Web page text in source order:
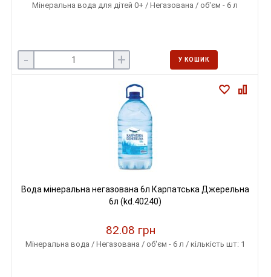
Мінеральна вода для дітей 0+ / Негазована / об'єм - 6 л
- + У КОШИК
Вода мінеральна негазована 6л Карпатська Джерельна
6л (kd.40240)
82.08 грн
Мінеральна вода / Негазована / об'єм - 6 л / кількість шт: 1